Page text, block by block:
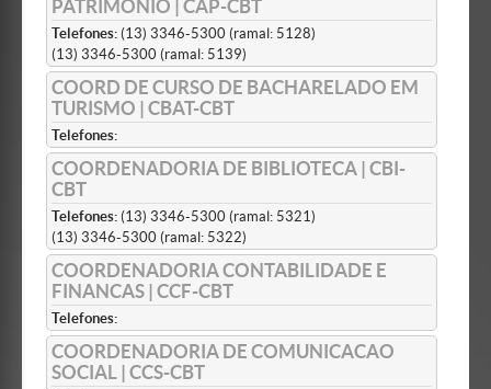
PATRIMONIO | CAP-CBT
Telefones: (13) 3346-5300 (ramal: 5128)
(13) 3346-5300 (ramal: 5139)
COORD DE CURSO DE BACHARELADO EM
TURISMO | CBAT-CBT
Telefones:
COORDENADORIA DE BIBLIOTECA | CBI-
CBT
Telefones: (13) 3346-5300 (ramal: 5321)
(13) 3346-5300 (ramal: 5322)
COORDENADORIA CONTABILIDADE E
FINANCAS | CCF-CBT
Telefones:
COORDENADORIA DE COMUNICACAO
SOCIAL | CCS-CBT